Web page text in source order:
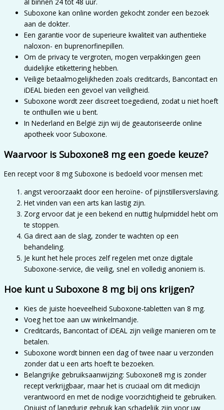
Suboxone kan online worden gekocht zonder een bezoek
aan de dokter.
Een garantie voor de superieure kwaliteit van authentieke
naloxon- en buprenorfinepillen.
Om de privacy te vergroten, mogen verpakkingen geen
duidelijke etikettering hebben.
Veilige betaalmogelijkheden zoals creditcards, Bancontact en
iDEAL bieden een gevoel van veiligheid.
Suboxone wordt zeer discreet toegediend, zodat u niet hoeft
te onthullen wie u bent.
In Nederland en België zijn wij de geautoriseerde online
apotheek voor Suboxone.
Waarvoor is Suboxone8 mg een goede keuze?
Een recept voor 8 mg Suboxone is bedoeld voor mensen met:
angst veroorzaakt door een heroïne- of pijnstillersverslaving.
Het vinden van een arts kan lastig zijn.
Zorg ervoor dat je een bekend en nuttig hulpmiddel hebt om
te stoppen.
Ga direct aan de slag, zonder te wachten op een
behandeling.
Je kunt het hele proces zelf regelen met onze digitale
Suboxone-service, die veilig, snel en volledig anoniem is.
Hoe kunt u Suboxone 8 mg bij ons krijgen?
Kies de juiste hoeveelheid Suboxone-tabletten van 8 mg.
Voeg het toe aan uw winkelmandje.
Creditcards, Bancontact of iDEAL zijn veilige manieren om te
betalen.
Suboxone wordt binnen een dag of twee naar u verzonden
zonder dat u een arts hoeft te bezoeken.
Belangrijke gebruiksaanwijzing: Suboxone8 mg is zonder
recept verkrijgbaar, maar het is cruciaal om dit medicijn
verantwoord en met de nodige voorzichtigheid te gebruiken.
Onjuist of langdurig gebruik kan schadelijk zijn voor uw